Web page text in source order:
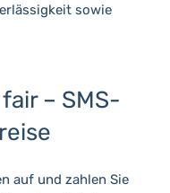
sowie
– SMS-
auf und zahlen Sie